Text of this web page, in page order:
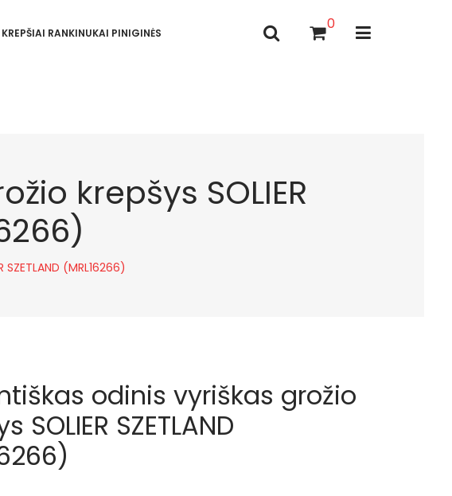
KREPŠIAI RANKINUKAI PINIGINĖS
0
krepšys SOLIER
(MRL16266)
odinis vyriškas grožio
SOLIER SZETLAND